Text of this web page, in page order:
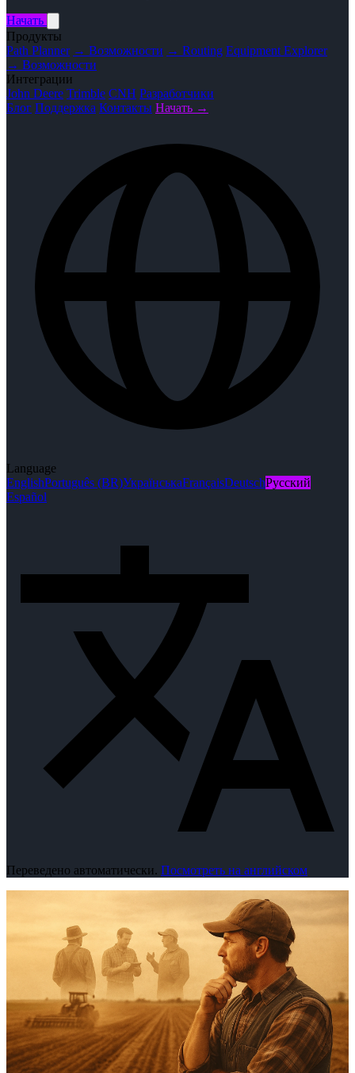
Начать
Продукты
Path Planner → Возможности → Routing Equipment Explorer
→ Возможности
Интеграции
John Deere Trimble CNH Разработчики
Блог Поддержка Контакты Начать →
Language
EnglishPortuguês (BR)УкраїнськаFrançaisDeutschРусский
Español
Переведено автоматически. Посмотреть на английском